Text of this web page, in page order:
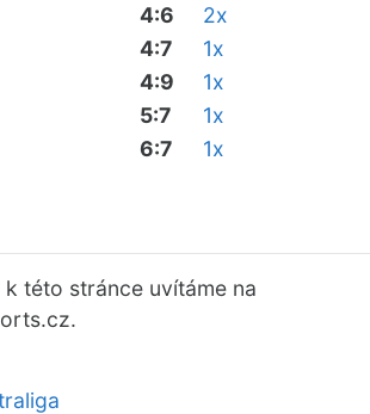
4:6
2x
4:7
1x
4:9
1x
5:7
1x
6:7
1x
této stránce uvítáme na